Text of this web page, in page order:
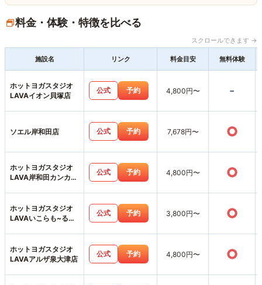
料金・体験・特徴を比べる
スクロールできます →
施設名 リンク 料金目安 無料体験
ホットヨガスタジオ
LAVAイオン貝塚店
公式 予約 4,800円〜 -
ソエル岸和田店 公式 予約 7,678円〜 ○
ホットヨガスタジオ
LAVA岸和田カンカン
公式 予約 4,800円〜 ○
ホットヨガスタジオ
LAVAいこらも~る泉
公式 予約 3,800円〜 ○
ホットヨガスタジオ
LAVAアルザ泉大津店
公式 予約 4,800円〜 ○